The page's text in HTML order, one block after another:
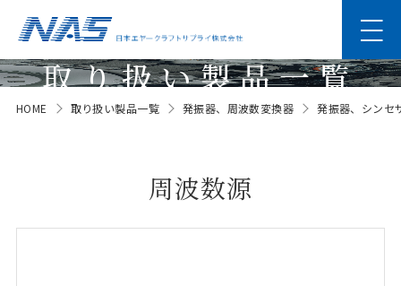
取り扱い製品一覧
Products
HOME 取り扱い製品一覧 発振器、周波数変換器 発振器、シンセ
周波数源